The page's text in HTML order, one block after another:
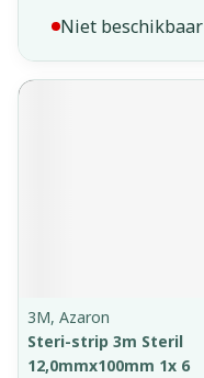
Niet beschikbaar
3M, Azaron
Steri-strip 3m Steril
12,0mmx100mm 1x 6